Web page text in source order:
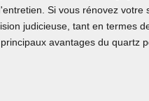
Si vous rénovez votre
judicieuse, tant en termes
avantages du quartz